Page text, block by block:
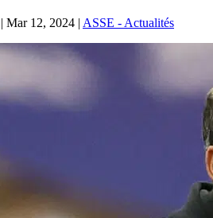
| Mar 12, 2024 | ASSE - Actualités